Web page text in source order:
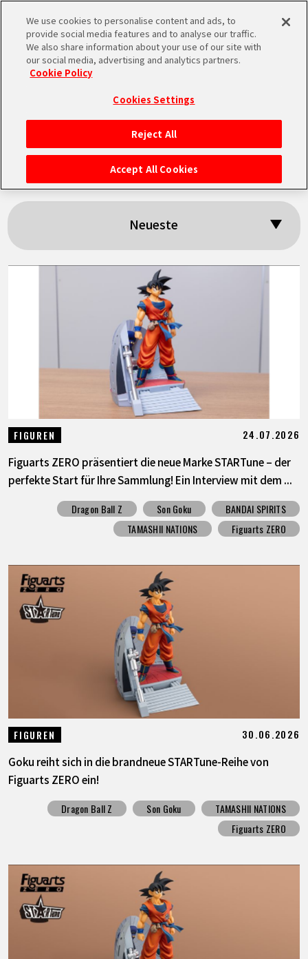
MEN
STARTSEITE
NEUES
LANGUAGE
JP
Suchergebnisse:
「Figuarts ZERO」
Neueste
FIGUREN 24.07.2026
Figuarts ZERO präsentiert die neue Marke STARTune – der
perfekte Start für Ihre Sammlung! Ein Interview mit dem ...
Dragon Ball Z Son Goku
BANDAI SPIRITS
TAMASHII NATIONS
Figuarts ZERO
FIGUREN 30.06.2026
Goku reiht sich in die brandneue STARTune-Reihe von
Figuarts ZERO ein!
Dragon Ball Z Son Goku
TAMASHII NATIONS
Figuarts ZERO
We use cookies to personalise content and ads, to
provide social media features and to analyse our traffic.
We also share information about your use of our site with
our social media, advertising and analytics partners.
Cookie Policy
Cookies Settings
Reject All
Accept All Cookies